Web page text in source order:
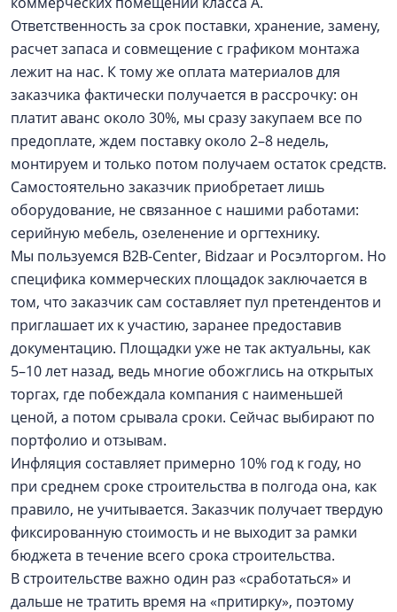
Ответственность за срок поставки, хранение, замену,
расчет запаса и совмещение с графиком монтажа
лежит на нас. К тому же оплата материалов для
заказчика фактически получается в рассрочку: он
платит аванс около 30%, мы сразу закупаем все по
предоплате, ждем поставку около 2–8 недель,
монтируем и только потом получаем остаток средств.
Самостоятельно заказчик приобретает лишь
оборудование, не связанное с нашими работами:
серийную мебель, озеленение и оргтехнику.
Мы пользуемся B2B-Center, Bidzaar и Росэлторгом. Но
специфика коммерческих площадок заключается в
том, что заказчик сам составляет пул претендентов и
приглашает их к участию, заранее предоставив
документацию. Площадки уже не так актуальны, как
5–10 лет назад, ведь многие обожглись на открытых
торгах, где побеждала компания с наименьшей
ценой, а потом срывала сроки. Сейчас выбирают по
портфолио и отзывам.
Инфляция составляет примерно 10% год к году, но
при среднем сроке строительства в полгода она, как
правило, не учитывается. Заказчик получает твердую
фиксированную стоимость и не выходит за рамки
бюджета в течение всего срока строительства.
В строительстве важно один раз «сработаться» и
дальше не тратить время на «притирку», поэтому